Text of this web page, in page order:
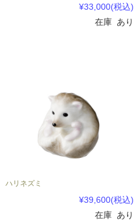
¥33,000(税込)
在庫 あり
ハリネズミ
¥39,600(税込)
在庫 あり